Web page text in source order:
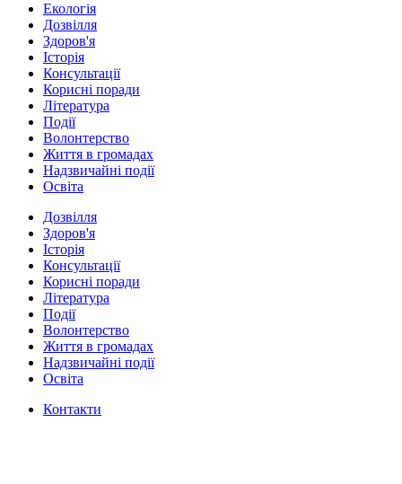
Екологія
Дозвілля
Здоров'я
Історія
Консультації
Корисні поради
Література
Події
Волонтерство
Життя в громадах
Надзвичайні події
Освіта
Дозвілля
Здоров'я
Історія
Консультації
Корисні поради
Література
Події
Волонтерство
Життя в громадах
Надзвичайні події
Освіта
Контакти